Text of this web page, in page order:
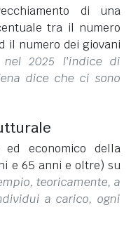
di una
tra il numero
il numero dei giovani
nel 2025 l'indice di
dice che ci sono
economico della
e 65 anni e oltre) su
teoricamente, a
a carico, ogni